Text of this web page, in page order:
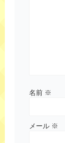
名前 ※
メール ※